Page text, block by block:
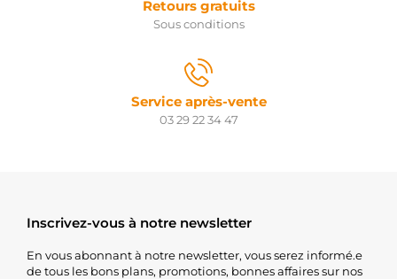
Retours gratuits
Sous conditions
Service après-vente
03 29 22 34 47
Inscrivez-vous à notre newsletter
En vous abonnant à notre newsletter, vous serez informé.e
de tous les bons plans, promotions, bonnes affaires sur nos